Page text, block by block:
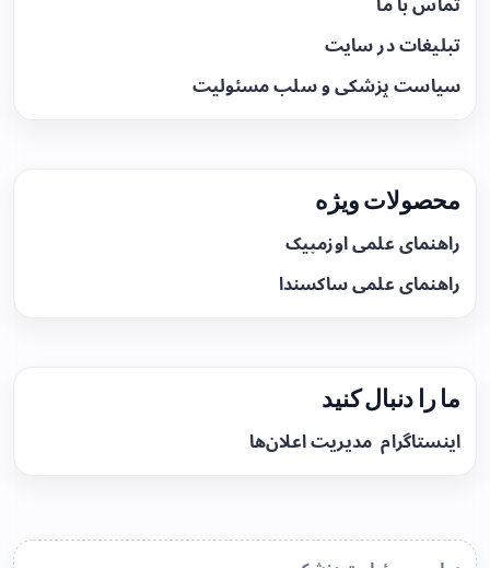
تبلیغات در سایت
سیاست پزشکی و سلب مسئولیت
محصولات ویژه
راهنمای علمی اوزمپیک
راهنمای علمی ساکسندا
ما را دنبال کنید
اینستاگرام مدیریت اعلان‌ها